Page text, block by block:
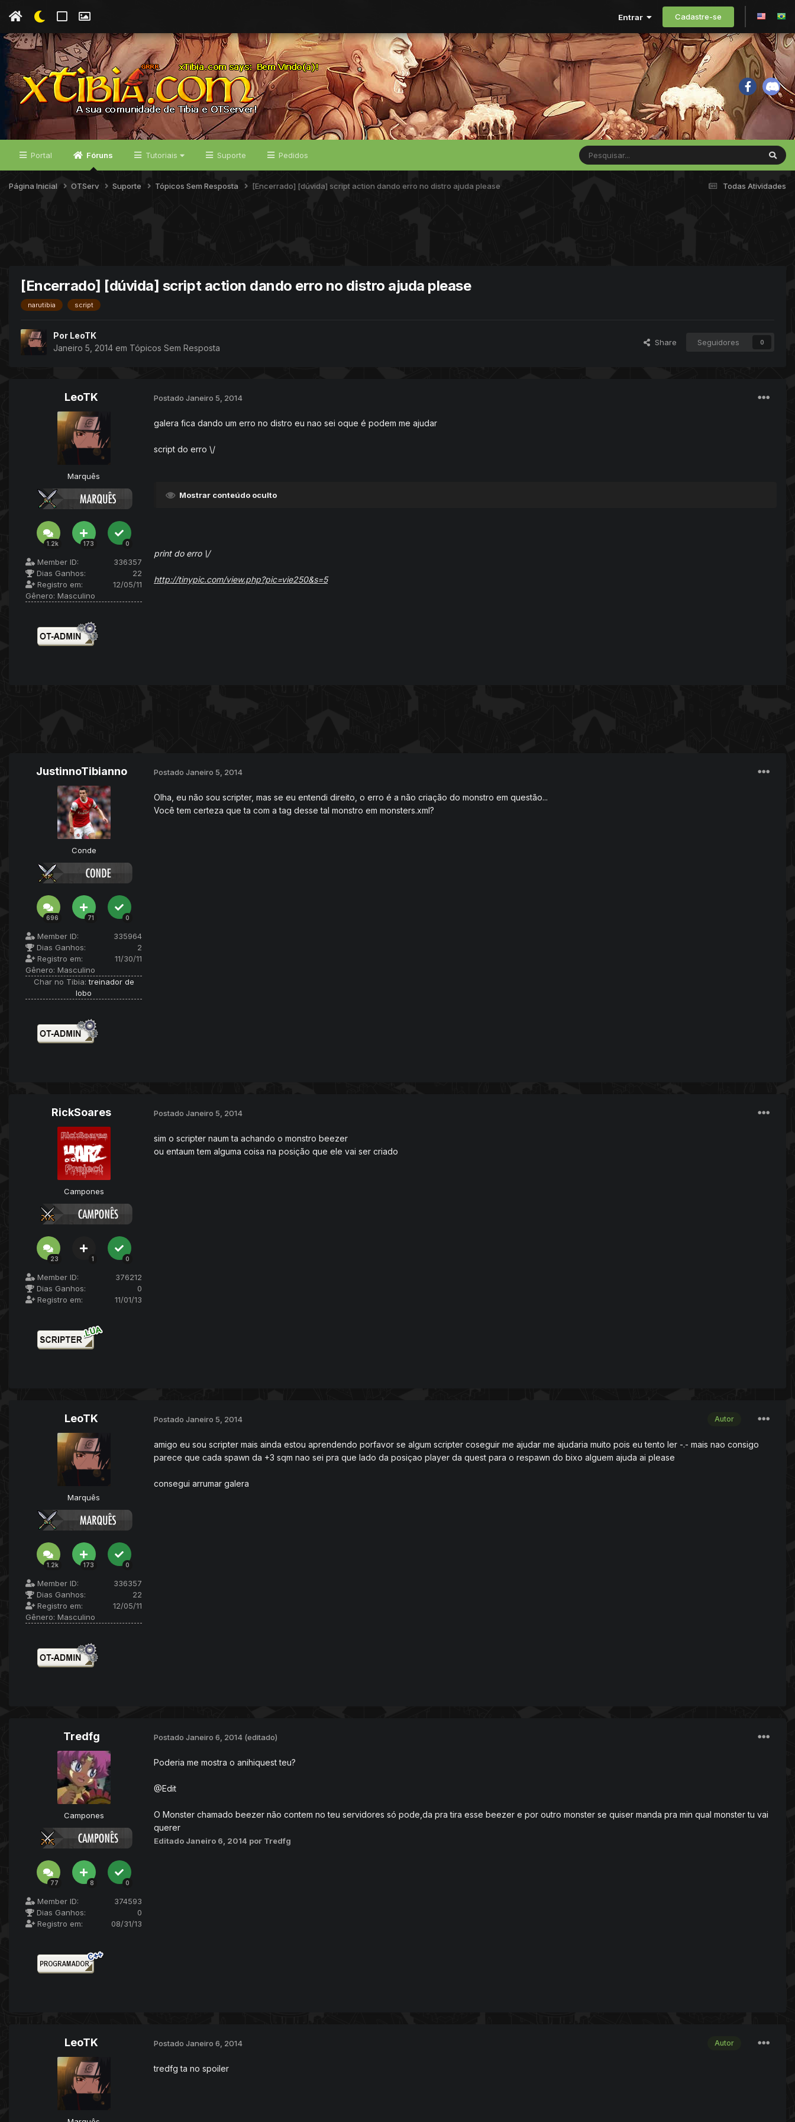
Entrar Cadastre-se
Portal Fóruns Tutoriais Suporte Pedidos
Todas Atividades
Página Inicial OTServ Suporte Tópicos Sem Resposta [Encerrado] [dúvida] script action dando erro no distro ajuda please
[Encerrado] [dúvida] script action dando erro no distro ajuda please
narutibia script
Por LeoTK
Janeiro 5, 2014 em Tópicos Sem Resposta
Share Seguidores 0
LeoTK
Marquês
1.2k 173 0
Member ID:
336357
Dias Ganhos:
22
Registro em:
12/05/11
Gênero: Masculino
Postado Janeiro 5, 2014
galera fica dando um erro no distro eu nao sei oque é podem me ajudar
script do erro \/
Mostrar conteúdo oculto
print do erro \/
http://tinypic.com/view.php?pic=vie250&s=5
JustinnoTibianno
Conde
696 71 0
Member ID:
335964
Dias Ganhos:
2
Registro em:
11/30/11
Gênero: Masculino
Char no Tibia:treinador de
lobo
Postado Janeiro 5, 2014
Olha, eu não sou scripter, mas se eu entendi direito, o erro é a não criação do monstro em questão...
Você tem certeza que ta com a tag desse tal monstro em monsters.xml?
RickSoares
Campones
23 1 0
Member ID:
376212
Dias Ganhos:
0
Registro em:
11/01/13
Postado Janeiro 5, 2014
sim o scripter naum ta achando o monstro beezer
ou entaum tem alguma coisa na posição que ele vai ser criado
LeoTK
Marquês
1.2k 173 0
Member ID:
336357
Dias Ganhos:
22
Registro em:
12/05/11
Gênero: Masculino
Autor
Postado Janeiro 5, 2014
amigo eu sou scripter mais ainda estou aprendendo porfavor se algum scripter coseguir me ajudar me ajudaria muito pois eu tento ler -.- mais nao consigo
parece que cada spawn da +3 sqm nao sei pra que lado da posiçao player da quest para o respawn do bixo alguem ajuda ai please
consegui arrumar galera
Tredfg
Campones
77 8 0
Member ID:
374593
Dias Ganhos:
0
Registro em:
08/31/13
Postado Janeiro 6, 2014 (editado)
Poderia me mostra o anihiquest teu?
@Edit
O Monster chamado beezer não contem no teu servidores só pode,da pra tira esse beezer e por outro monster se quiser manda pra min qual monster tu vai
querer
Editado Janeiro 6, 2014 por Tredfg
LeoTK Autor
Postado Janeiro 6, 2014
tredfg ta no spoiler